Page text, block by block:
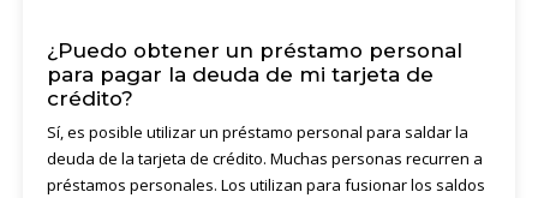
¿Puedo obtener un préstamo personal
para pagar la deuda de mi tarjeta de
crédito?
Sí, es posible utilizar un préstamo personal para saldar la
deuda de la tarjeta de crédito. Muchas personas recurren a
préstamos personales. Los utilizan para fusionar los saldos